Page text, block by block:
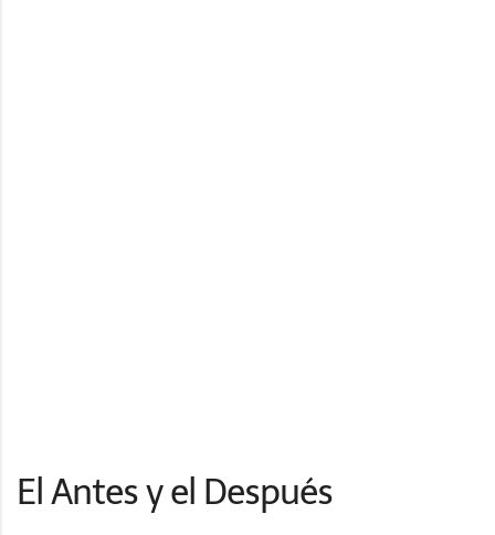
El Antes y el Después